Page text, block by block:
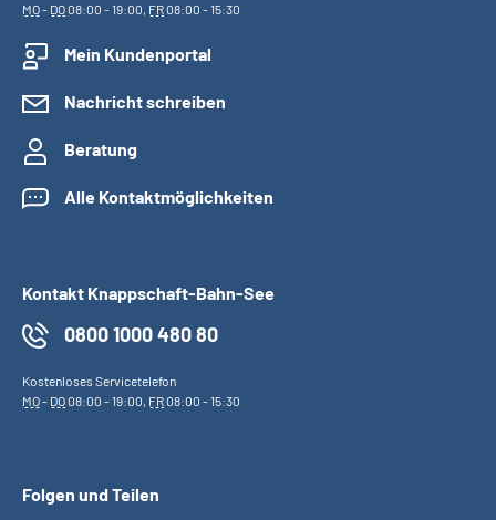
MO- DO08:00 - 19:00, FR08:00 - 15:30
Mein Kundenportal
Nachricht schreiben
Beratung
Alle Kontaktmöglichkeiten
Kontakt Knappschaft-Bahn-See
0800 1000 480 80
Kostenloses Servicetelefon
MO- DO08:00 - 19:00, FR08:00 - 15:30
Folgen und Teilen